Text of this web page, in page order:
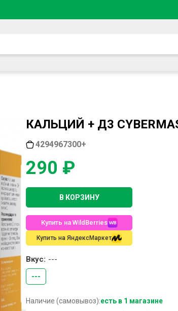
КАЛЬЦИЙ + Д3
4294967300+
290 ₽
В КОРЗИНУ
Купить на WildBerries
Купить на ЯндексМаркет
Вкус: ---
---
Наличие (самовывоз):есть в 1 магазине